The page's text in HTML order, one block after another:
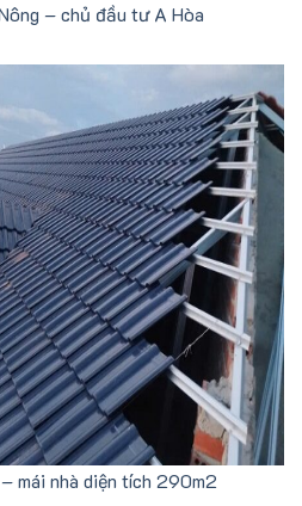
– chủ đầu tư A Hòa
mái nhà diện tích 290m2